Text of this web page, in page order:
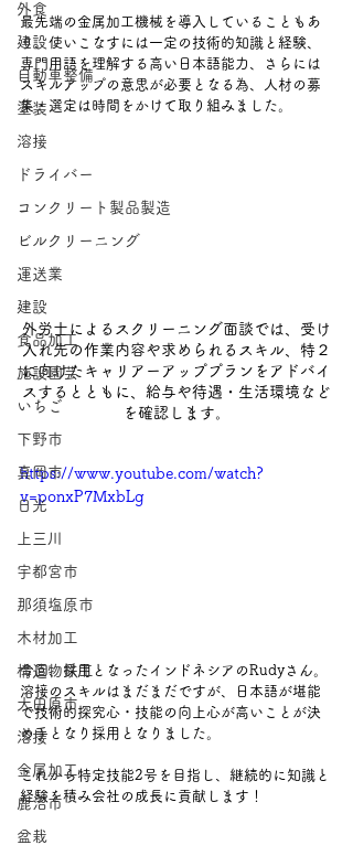
外食
建設
自動車整備
塗装
溶接
ドライバー
コンクリート製品製造
ビルクリーニング
運送業
建設
食品加工
施設園芸
いちご
下野市
真岡市
日光
上三川
宇都宮市
那須塩原市
木材加工
構造物鉄工
大田原市
溶接
金属加工
鹿沼市
盆栽
最先端の金属加工機械を導入していることもあ
り、使いこなすには一定の技術的知識と経験、
専門用語を理解する高い日本語能力、さらには
スキルアップの意思が必要となる為、人材の募
集・選定は時間をかけて取り組みました。
外労士によるスクリーニング面談では、受け
入れ先の作業内容や求められるスキル、特２
に向けたキャリアーアッププランをアドバイ
スするとともに、給与や待遇・生活環境など
を確認します。
https://www.youtube.com/watch?
v=ponxP7MxbLg
今回、採用となったインドネシアのRudyさん。
溶接のスキルはまだまだですが、日本語が堪能
で技術的探究心・技能の向上心が高いことが決
め手となり採用となりました。
これから特定技能2号を目指し、継続的に知識と
経験を積み会社の成長に貢献します！